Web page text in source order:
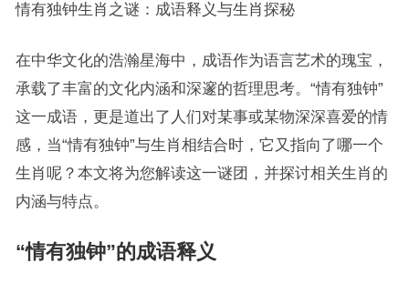
情有独钟生肖之谜：成语释义与生肖探秘
在中华文化的浩瀚星海中，成语作为语言艺术的瑰宝，
承载了丰富的文化内涵和深邃的哲理思考。“情有独钟”
这一成语，更是道出了人们对某事或某物深深喜爱的情
感，当“情有独钟”与生肖相结合时，它又指向了哪一个
生肖呢？本文将为您解读这一谜团，并探讨相关生肖的
内涵与特点。
“情有独钟”的成语释义